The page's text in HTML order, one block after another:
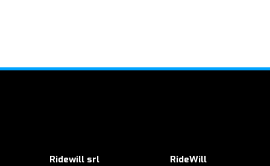
Ridewill srl RideWill